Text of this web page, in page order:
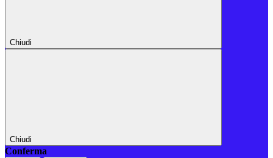
Chiudi
Chiudi
Conferma